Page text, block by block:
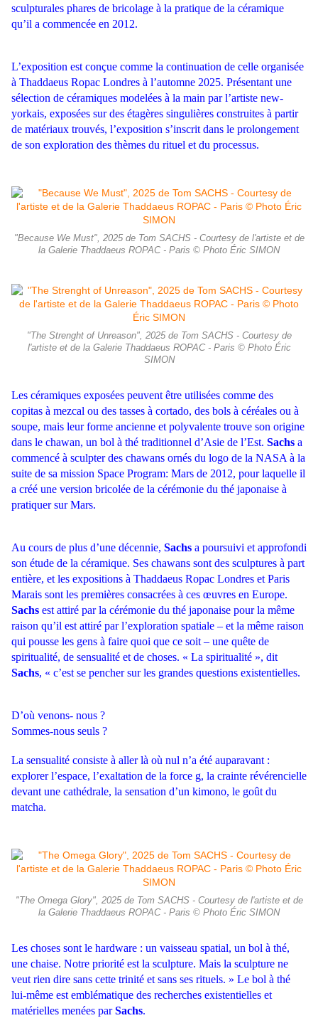
sculpturales phares de bricolage à la pratique de la céramique
qu’il a commencée en 2012.
L’exposition est conçue comme la continuation de celle organisée
à Thaddaeus Ropac Londres à l’automne 2025. Présentant une
sélection de céramiques modelées à la main par l’artiste new-
yorkais, exposées sur des étagères singulières construites à partir
de matériaux trouvés, l’exposition s’inscrit dans le prolongement
de son exploration des thèmes du rituel et du processus.
"Because We Must", 2025 de Tom SACHS - Courtesy de l'artiste et de
la Galerie Thaddaeus ROPAC - Paris © Photo Éric SIMON
"The Strenght of Unreason", 2025 de Tom SACHS - Courtesy de
l'artiste et de la Galerie Thaddaeus ROPAC - Paris © Photo Éric
SIMON
Les céramiques exposées peuvent être utilisées comme des
copitas à mezcal ou des tasses à cortado, des bols à céréales ou à
soupe, mais leur forme ancienne et polyvalente trouve son origine
dans le chawan, un bol à thé traditionnel d’Asie de l’Est. Sachs a
commencé à sculpter des chawans ornés du logo de la NASA à la
suite de sa mission Space Program: Mars de 2012, pour laquelle il
a créé une version bricolée de la cérémonie du thé japonaise à
pratiquer sur Mars.
Au cours de plus d’une décennie, Sachs a poursuivi et approfondi
son étude de la céramique. Ses chawans sont des sculptures à part
entière, et les expositions à Thaddaeus Ropac Londres et Paris
Marais sont les premières consacrées à ces œuvres en Europe.
Sachs est attiré par la cérémonie du thé japonaise pour la même
raison qu’il est attiré par l’exploration spatiale – et la même raison
qui pousse les gens à faire quoi que ce soit – une quête de
spiritualité, de sensualité et de choses. « La spiritualité », dit
Sachs, « c’est se pencher sur les grandes questions existentielles.
D’où venons- nous ?
Sommes-nous seuls ?
La sensualité consiste à aller là où nul n’a été auparavant :
explorer l’espace, l’exaltation de la force g, la crainte révérencielle
devant une cathédrale, la sensation d’un kimono, le goût du
matcha.
"The Omega Glory", 2025 de Tom SACHS - Courtesy de l'artiste et de
la Galerie Thaddaeus ROPAC - Paris © Photo Éric SIMON
Les choses sont le hardware : un vaisseau spatial, un bol à thé,
une chaise. Notre priorité est la sculpture. Mais la sculpture ne
veut rien dire sans cette trinité et sans ses rituels. » Le bol à thé
lui-même est emblématique des recherches existentielles et
matérielles menées parSachs.